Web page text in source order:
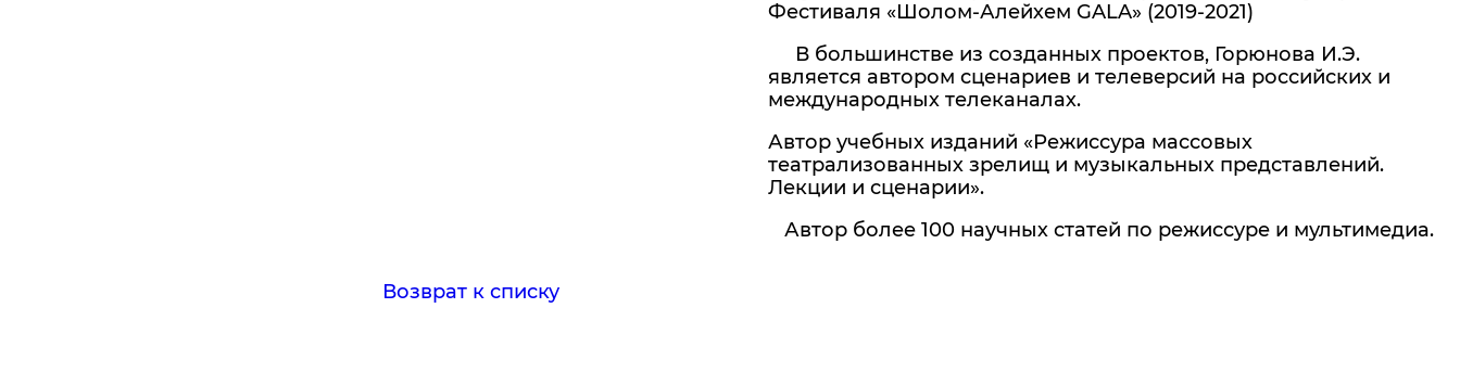
Фестиваля «Шолом-Алейхем GALA» (2019-2021)
В большинстве из созданных проектов, Горюнова И.Э.
является автором сценариев и телеверсий на российских и
международных телеканалах.
Автор учебных изданий «Режиссура массовых
театрализованных зрелищ и музыкальных представлений.
Лекции и сценарии».
Автор более 100 научных статей по режиссуре и мультимедиа.
Возврат к списку